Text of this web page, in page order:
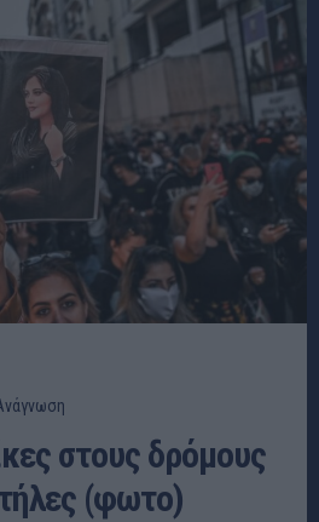
στους δρόμους
(φωτο)